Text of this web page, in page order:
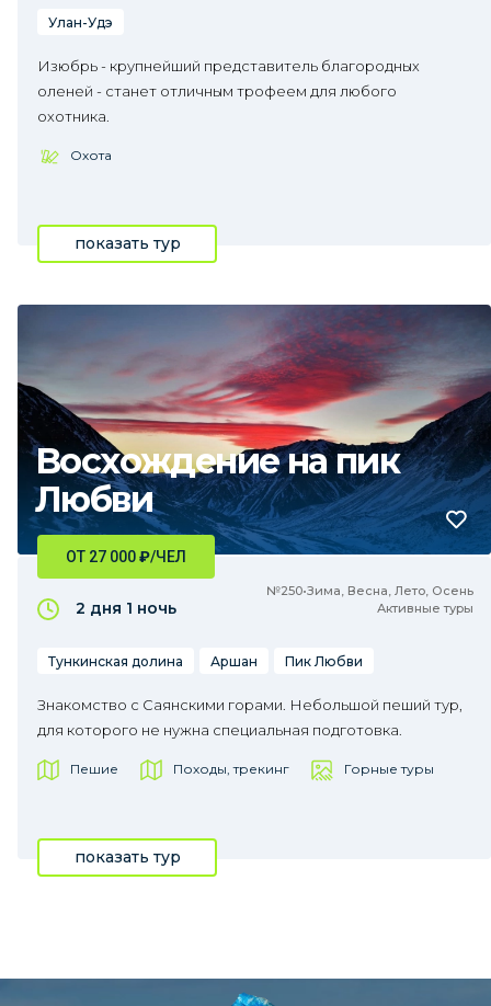
Улан-Удэ
Изюбрь - крупнейший представитель благородных
оленей - станет отличным трофеем для любого
охотника.
Охота
показать тур
Восхождение на пик
Любви
№250•Зима, Весна, Лето, Осень
Активные туры
ОТ 27 000₽/ЧЕЛ
2 дня 1 ночь
Тункинская долина Аршан Пик Любви
Знакомство с Саянскими горами. Небольшой пеший тур,
для которого не нужна специальная подготовка.
Пешие Походы, трекинг Горные туры
показать тур